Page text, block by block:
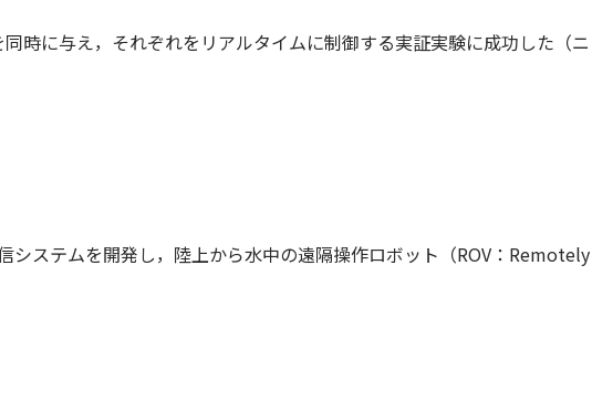
時に与え，それぞれをリアルタイムに制御する実証実験に成功した（ニ
ステムを開発し，陸上から水中の遠隔操作ロボット（ROV：Remotely